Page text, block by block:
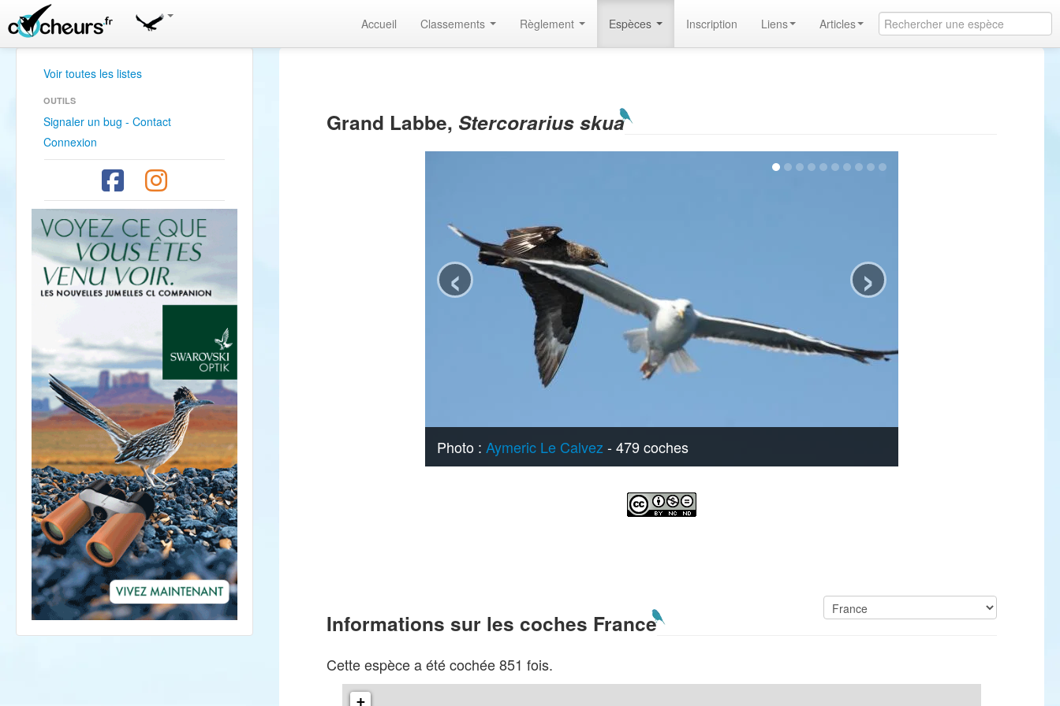
Accueil Classements Règlement Espèces Inscription Liens Articles
Voir toutes les listes
OUTILS
Signaler un bug - Contact
Connexion
Grand Labbe, Stercorarius skua
Photo :Aymeric Le Calvez - 479 coches
‹ ›
Informations sur les coches France
Cette espèce a été cochée 851 fois.
+